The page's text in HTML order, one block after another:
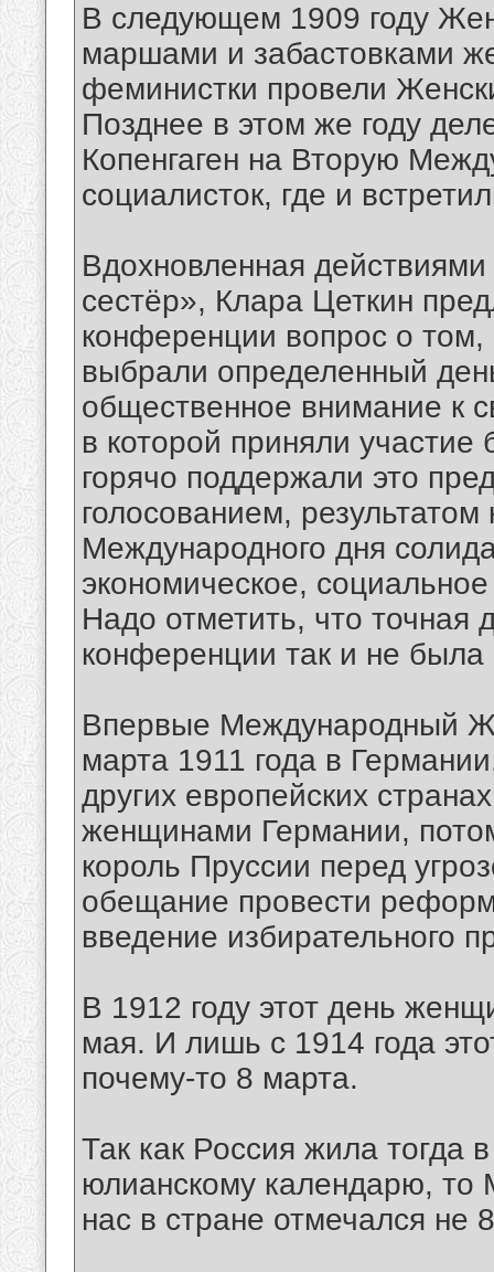
В следующем 1909 году
маршами и забастовками
феминистки провели
Позднее в этом же году
Копенгаген на Вторую
социалисток, где и
Вдохновленная
сестёр», Клара Цеткин
конференции вопрос о
выбрали определенный
общественное внимание к
в которой приняли
горячо поддержали это
голосованием,
Международного дня
экономическое,
Надо отметить, что точная
конференции так и не была
Впервые Международный
марта 1911 года в
других европейских
женщинами Германии,
король Пруссии перед
обещание провести
введение избирательного
В 1912 году этот день
мая. И лишь с 1914 года
почему-то 8 марта.
Так как Россия жила тогда
юлианскому календарю,
нас в стране отмечался